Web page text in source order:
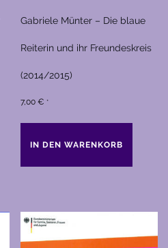
Gabriele Münter – Die blaue
Reiterin und ihr Freundeskreis
(2014/2015)
7,00€ *
IN DEN WARENKORB